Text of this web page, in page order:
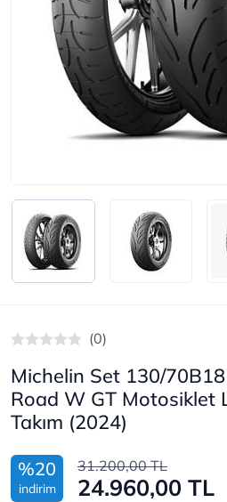
(0)
Michelin Set 130/
Road W GT Motosiklet
Takım (2024)
%20
indirim
31.200,00 TL
24.960,00 TL